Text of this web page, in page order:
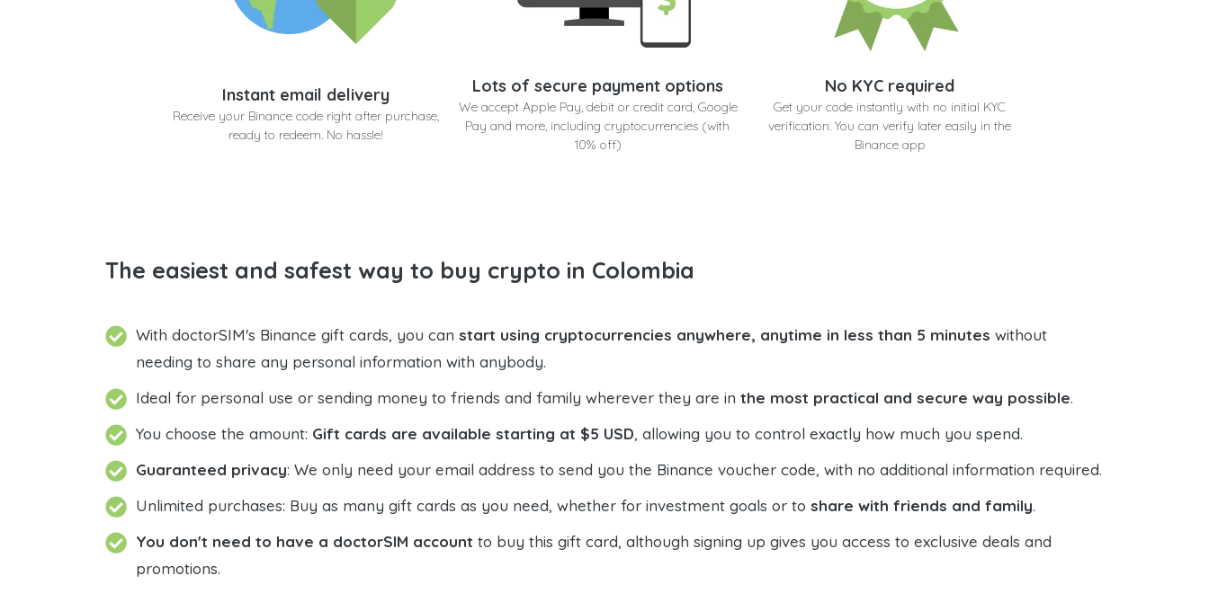
Instant email delivery
Receive your Binance code right after purchase,
ready to redeem. No hassle!
Lots of secure payment options
We accept Apple Pay, debit or credit card, Google
Pay and more, including cryptocurrencies (with
10% off)
No KYC required
Get your code instantly with no initial KYC
verification. You can verify later easily in the
Binance app
The easiest and safest way to buy crypto in Colombia
With doctorSIM's Binance gift cards, you can start using cryptocurrencies anywhere, anytime in less than 5 minutes without
needing to share any personal information with anybody.
Ideal for personal use or sending money to friends and family wherever they are in the most practical and secure way possible.
You choose the amount: Gift cards are available starting at $5 USD, allowing you to control exactly how much you spend.
Guaranteed privacy: We only need your email address to send you the Binance voucher code, with no additional information required.
Unlimited purchases: Buy as many gift cards as you need, whether for investment goals or to share with friends and family.
You don't need to have a doctorSIM account to buy this gift card, although signing up gives you access to exclusive deals and
promotions.